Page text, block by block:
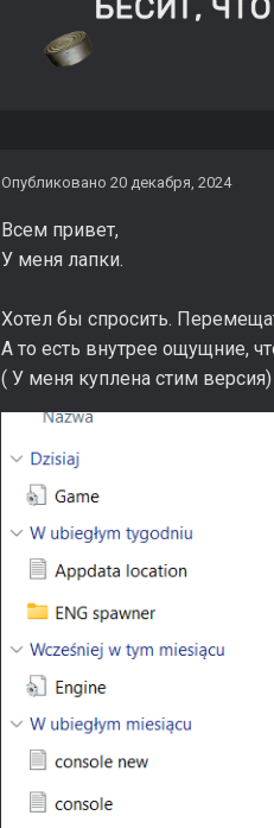
Опубликовано 20 декабря, 2024
Всем привет,
У меня лапки.
Хотел бы спросить.
А то есть внутрее ощущние,
( У меня куплена стим версия)